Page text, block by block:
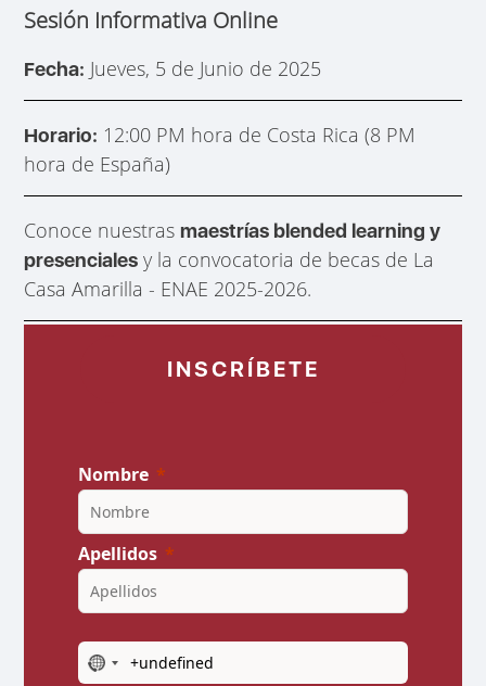
Sesión Informativa Online
Fecha: Jueves, 5 de Junio de 2025
Horario: 12:00 PM hora de Costa Rica (8 PM
hora de España)
Conoce nuestrasmaestrías blended learning y
presenciales y la convocatoria de becas de La
Casa Amarilla - ENAE 2025-2026.
INSCRÍBETE
Nombre
Apellidos
N